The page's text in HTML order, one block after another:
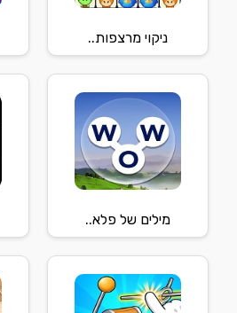
ניקוי מרצפות..
מילים של פלא..